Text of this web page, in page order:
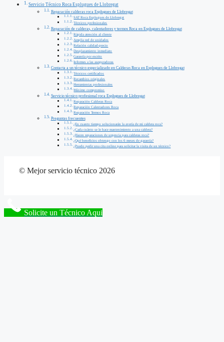
Servicio Técnico Roca Esplugues de Llobregat
Reparación calderas roca Esplugues de Llobregat
SAT Roca Esplugues de Llobregat
Técnicos profesionales
Reparación de calderas, calentadores y termos Roca en Esplugues de Llobregat
Rápida atención al cliente
Amplia red de unidades
Relación calidad-precio
Desplazamiento inmediato
Garantía por escrito
Informes a las aseguradoras
Contacta a un técnico especializado en Calderas Roca en Esplugues de Llobregat
Técnicos certificados
Recambios originales
Herramientas profesionales
Máximo compromiso
Servicio técnico profesional roca Esplugues de Llobregat
Reparación Calderas Roca
Reparación Calentadores Roca
Reparación Termos Roca
Preguntas frecuentes
¿En cuanto tiempo solucionarán la avería de mi caldera roca?
¿Cada cuánto se le hace mantenimiento a una caldera?
¿Hacen reparaciones de urgencia para calderas roca?
¿Qué beneficios obtengo con los 6 meses de garantía?
¿Puedo pedir una cita online para solicitar la visita de un técnico?
© Mejor servicio técnico 2026
Solicite un Técnico Aqui